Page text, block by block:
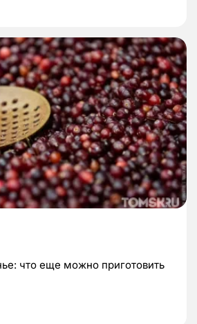
что еще можно приготовить